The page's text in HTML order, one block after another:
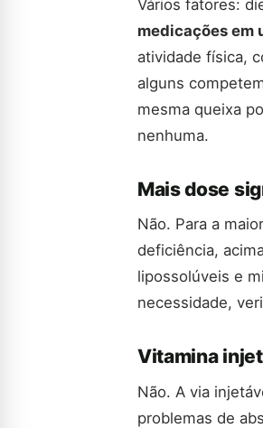
Vários fatores:
medicações em
atividade física,
alguns
mesma queixa
nenhuma.
Mais dose
Não. Para a
deficiência,
lipossolúveis e
necessidade,
Vitamina
Não. A via
problemas de